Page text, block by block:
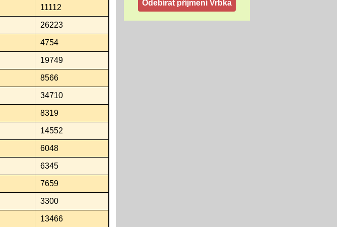
11112
26223
4754
19749
8566
34710
8319
14552
6048
6345
7659
3300
13466